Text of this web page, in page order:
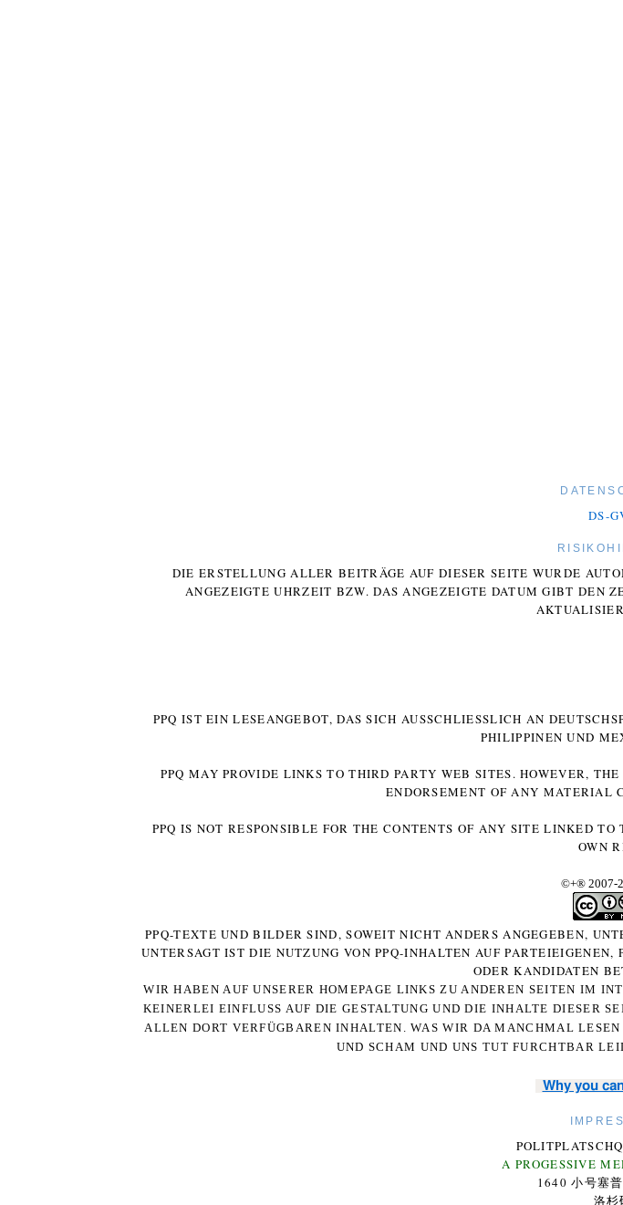
DS-
DIE ERSTELLUNG ALLER BEITRÄGE AUF DIESER SEITE WURDE
ANGEZEIGTE UHRZEIT BZW. DAS ANGEZEIGTE DATUM GIBT DEN
PPQ IST EIN LESEANGEBOT, DAS SICH AUSSCHLIESSLICH AN
HILIPPINEN UND
PPQ MAY PROVIDE LINKS TO THIRD PARTY WEB SITES. HOWEVER,
ENDORSEMENT OF ANY MATERIAL
PPQ IS NOT RESPONSIBLE FOR THE CONTENTS OF ANY SITE LINKED
OWN
©+® 2007-
PPQ-TEXTE UND BILDER SIND, SOWEIT NICHT ANDERS ANGEGEBEN,
UNTERSAGT IST DIE NUTZUNG VON PPQ-INHALTEN AUF
ODER KANDIDATEN
WIR HABEN AUF UNSERER HOMEPAGE LINKS ZU ANDEREN SEITEN IM
KEINERLEI EINFLUSS AUF DIE GESTALTUNG UND DIE INHALTE DIESER
ALLEN DORT VERFÜGBAREN INHALTEN. WAS WIR DA MANCHMAL
UND SCHAM UND UNS TUT FURCHTBAR
Why you
A PROGESSIVE
1640 小号塞
洛杉